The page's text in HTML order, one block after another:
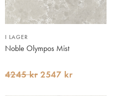
I LAGER
Noble Olympos Mist
4245 kr 2547 kr